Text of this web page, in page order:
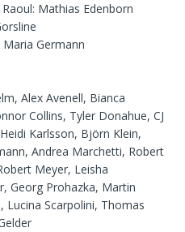
Mathias Edenborn
Germann
Alex Avenell, Bianca
Collins, Tyler Donahue, CJ
Karlsson, Björn Klein,
Andrea Marchetti, Robert
Meyer, Leisha
Georg Prohazka, Martin
Lucina Scarpolini, Thomas